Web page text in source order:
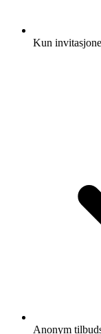
Kun
Anonym